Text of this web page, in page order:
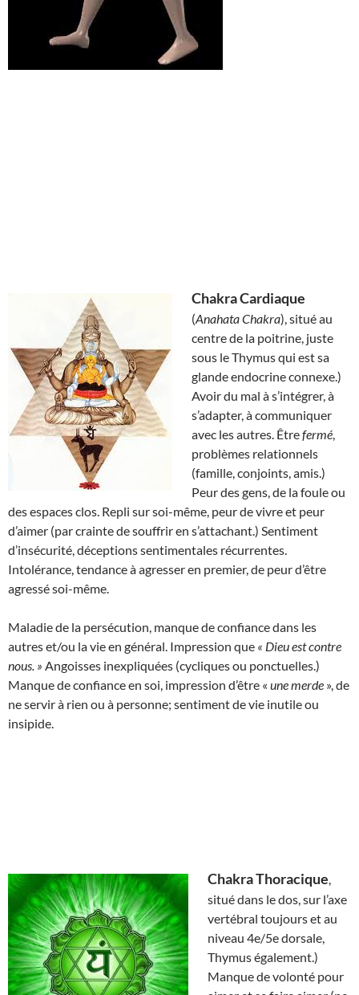
Chakra Cardiaque
(Anahata Chakra), situé au
centre de la poitrine, juste
sous le Thymus qui est sa
glande endocrine connexe.)
Avoir du mal à s’intégrer, à
s’adapter, à communiquer
avec les autres. Êtrefermé,
problèmes relationnels
(famille, conjoints, amis.)
Peur des gens, de la foule ou
des espaces clos. Repli sur soi-même, peur de vivre et peur
d’aimer (par crainte de souffrir en s’attachant.) Sentiment
d’insécurité, déceptions sentimentales récurrentes.
Intolérance, tendance à agresser en premier, de peur d’être
agressé soi-même.
Maladie de la persécution, manque de confiance dans les
autres et/ou la vie en général. Impression que « Dieu est contre
nous. » Angoisses inexpliquées (cycliques ou ponctuelles.)
Manque de confiance en soi, impression d’être « une merde », de
ne servir à rien ou à personne; sentiment de vie inutile ou
insipide.
Chakra Thoracique,
situé dans le dos, sur l’axe
vertébral toujours et au
niveau 4e/5e dorsale,
Thymus également.)
Manque de volonté pour